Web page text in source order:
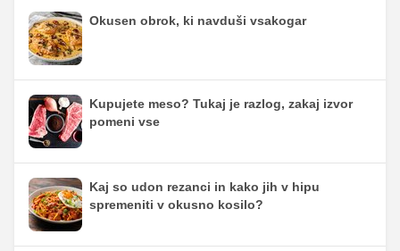
Okusen obrok, ki navduši vsakogar
Kupujete meso? Tukaj je razlog, zakaj izvor
pomeni vse
Kaj so udon rezanci in kako jih v hipu
spremeniti v okusno kosilo?